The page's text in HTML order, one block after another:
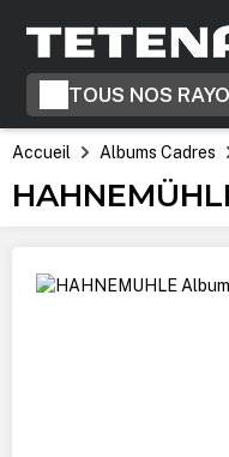
Passer à la
TOUS NOS
Accueil Albums Cadres
Ignorer la galerie